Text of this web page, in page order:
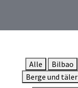
Alle Bilbao
Berge und täler